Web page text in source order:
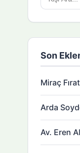
yapın:
Son
Miraç Fırat
Arda
Av. Eren